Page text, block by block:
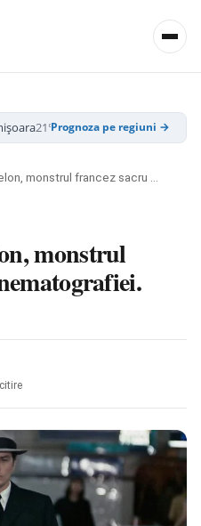
21°/33° ☁️Cluj-Napoca
Prognoza pe regiuni →
monstrul